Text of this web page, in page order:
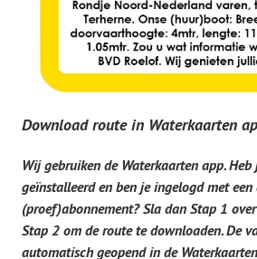
Download route in Waterkaarten
Wij gebruiken de Waterkaarten app.
geïnstalleerd en ben je ingelogd met
(proef)abonnement? Sla dan Stap 1
Stap 2 om de route te downloaden. De
automatisch geopend in de